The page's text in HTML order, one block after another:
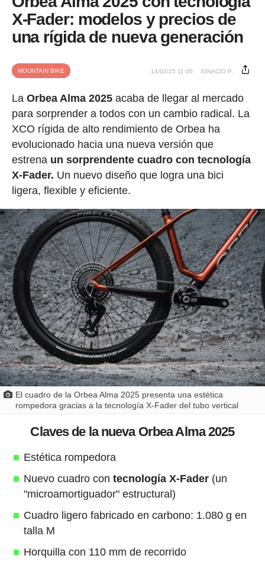
X-Fader: modelos y precios de
una rígida de nueva generación
MOUNTAIN BIKE 14/02/25 11:00 IGNACIO P.
LaOrbea Alma 2025acaba de llegar al mercado
para sorprender a todos con un cambio radical. La
XCO rígida de alto rendimiento de Orbea ha
evolucionado hacia una nueva versión que
estrena un sorprendente cuadro con tecnología
X-Fader. Un nuevo diseño que logra una bici
ligera, flexible y eficiente.
El cuadro de la Orbea Alma 2025 presenta una estética
rompedora gracias a la tecnología X-Fader del tubo vertical
Claves de la nueva Orbea Alma 2025
Estética rompedora
Nuevo cuadro con tecnología X-Fader(un
"microamortiguador" estructural)
Cuadro ligero fabricado en carbono: 1.080 g en
talla M
Horquilla con 110 mm de recorrido